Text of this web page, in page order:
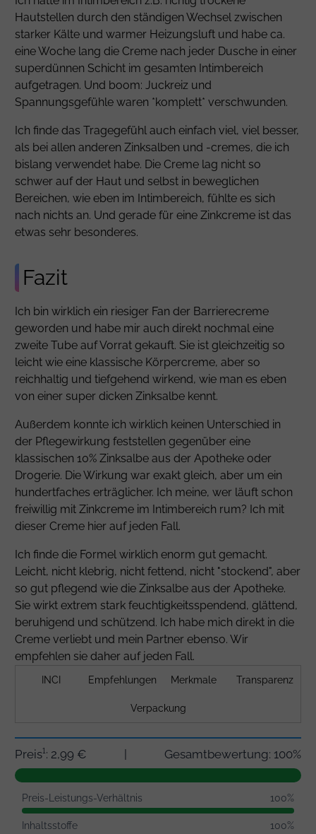
Hautstellen durch den ständigen Wechsel zwischen
starker Kälte und warmer Heizungsluft und habe ca.
eine Woche lang die Creme nach jeder Dusche in einer
superdünnen Schicht im gesamten Intimbereich
aufgetragen. Und boom: Juckreiz und
Spannungsgefühle waren *komplett* verschwunden.
Ich finde das Tragegefühl auch einfach viel, viel besser,
als bei allen anderen Zinksalben und -cremes, die ich
bislang verwendet habe. Die Creme lag nicht so
schwer auf der Haut und selbst in beweglichen
Bereichen, wie eben im Intimbereich, fühlte es sich
nach nichts an. Und gerade für eine Zinkcreme ist das
etwas sehr besonderes.
Fazit
Ich bin wirklich ein riesiger Fan der Barrierecreme
geworden und habe mir auch direkt nochmal eine
zweite Tube auf Vorrat gekauft. Sie ist gleichzeitig so
leicht wie eine klassische Körpercreme, aber so
reichhaltig und tiefgehend wirkend, wie man es eben
von einer super dicken Zinksalbe kennt.
Außerdem konnte ich wirklich keinen Unterschied in
der Pflegewirkung feststellen gegenüber eine
klassischen 10% Zinksalbe aus der Apotheke oder
Drogerie. Die Wirkung war exakt gleich, aber um ein
hundertfaches erträglicher. Ich meine, wer läuft schon
freiwillig mit Zinkcreme im Intimbereich rum? Ich mit
dieser Creme hier auf jeden Fall.
Ich finde die Formel wirklich enorm gut gemacht.
Leicht, nicht klebrig, nicht fettend, nicht "stockend", aber
so gut pflegend wie die Zinksalbe aus der Apotheke.
Sie wirkt extrem stark feuchtigkeitsspendend, glättend,
beruhigend und schützend. Ich habe mich direkt in die
Creme verliebt und mein Partner ebenso. Wir
empfehlen sie daher auf jeden Fall.
INCI Empfehlungen Merkmale Transparenz
Verpackung
Preis¹: 2,99 € Gesamtbewertung: 100%
Preis-Leistungs-Verhältnis 100%
Inhaltsstoffe 100%